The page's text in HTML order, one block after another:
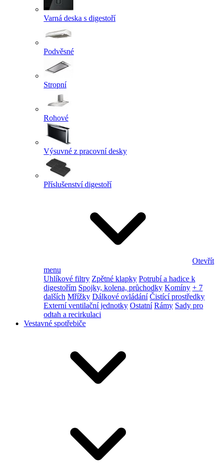
Varná deska s digestoří
Podvěsné
Stropní
Rohové
Výsuvné z pracovní desky
Příslušenství digestoří
Otevřít
menu
Uhlíkové filtry Zpětné klapky Potrubí a hadice k
digestořím Spojky, kolena, průchodky Komíny + 7
dalších Mřížky Dálkové ovládání Čistící prostředky
Externí ventilační jednotky Ostatní Rámy Sady pro
odtah a recirkulaci
Vestavné spotřebiče